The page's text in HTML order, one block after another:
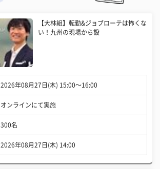
【大林組】転勤&ジョブローテは怖くな
い！九州の現場から設
2026年08月27日(木) 15:00〜16:00
オンラインにて実施
300名
2026年08月27日(木) 14:00